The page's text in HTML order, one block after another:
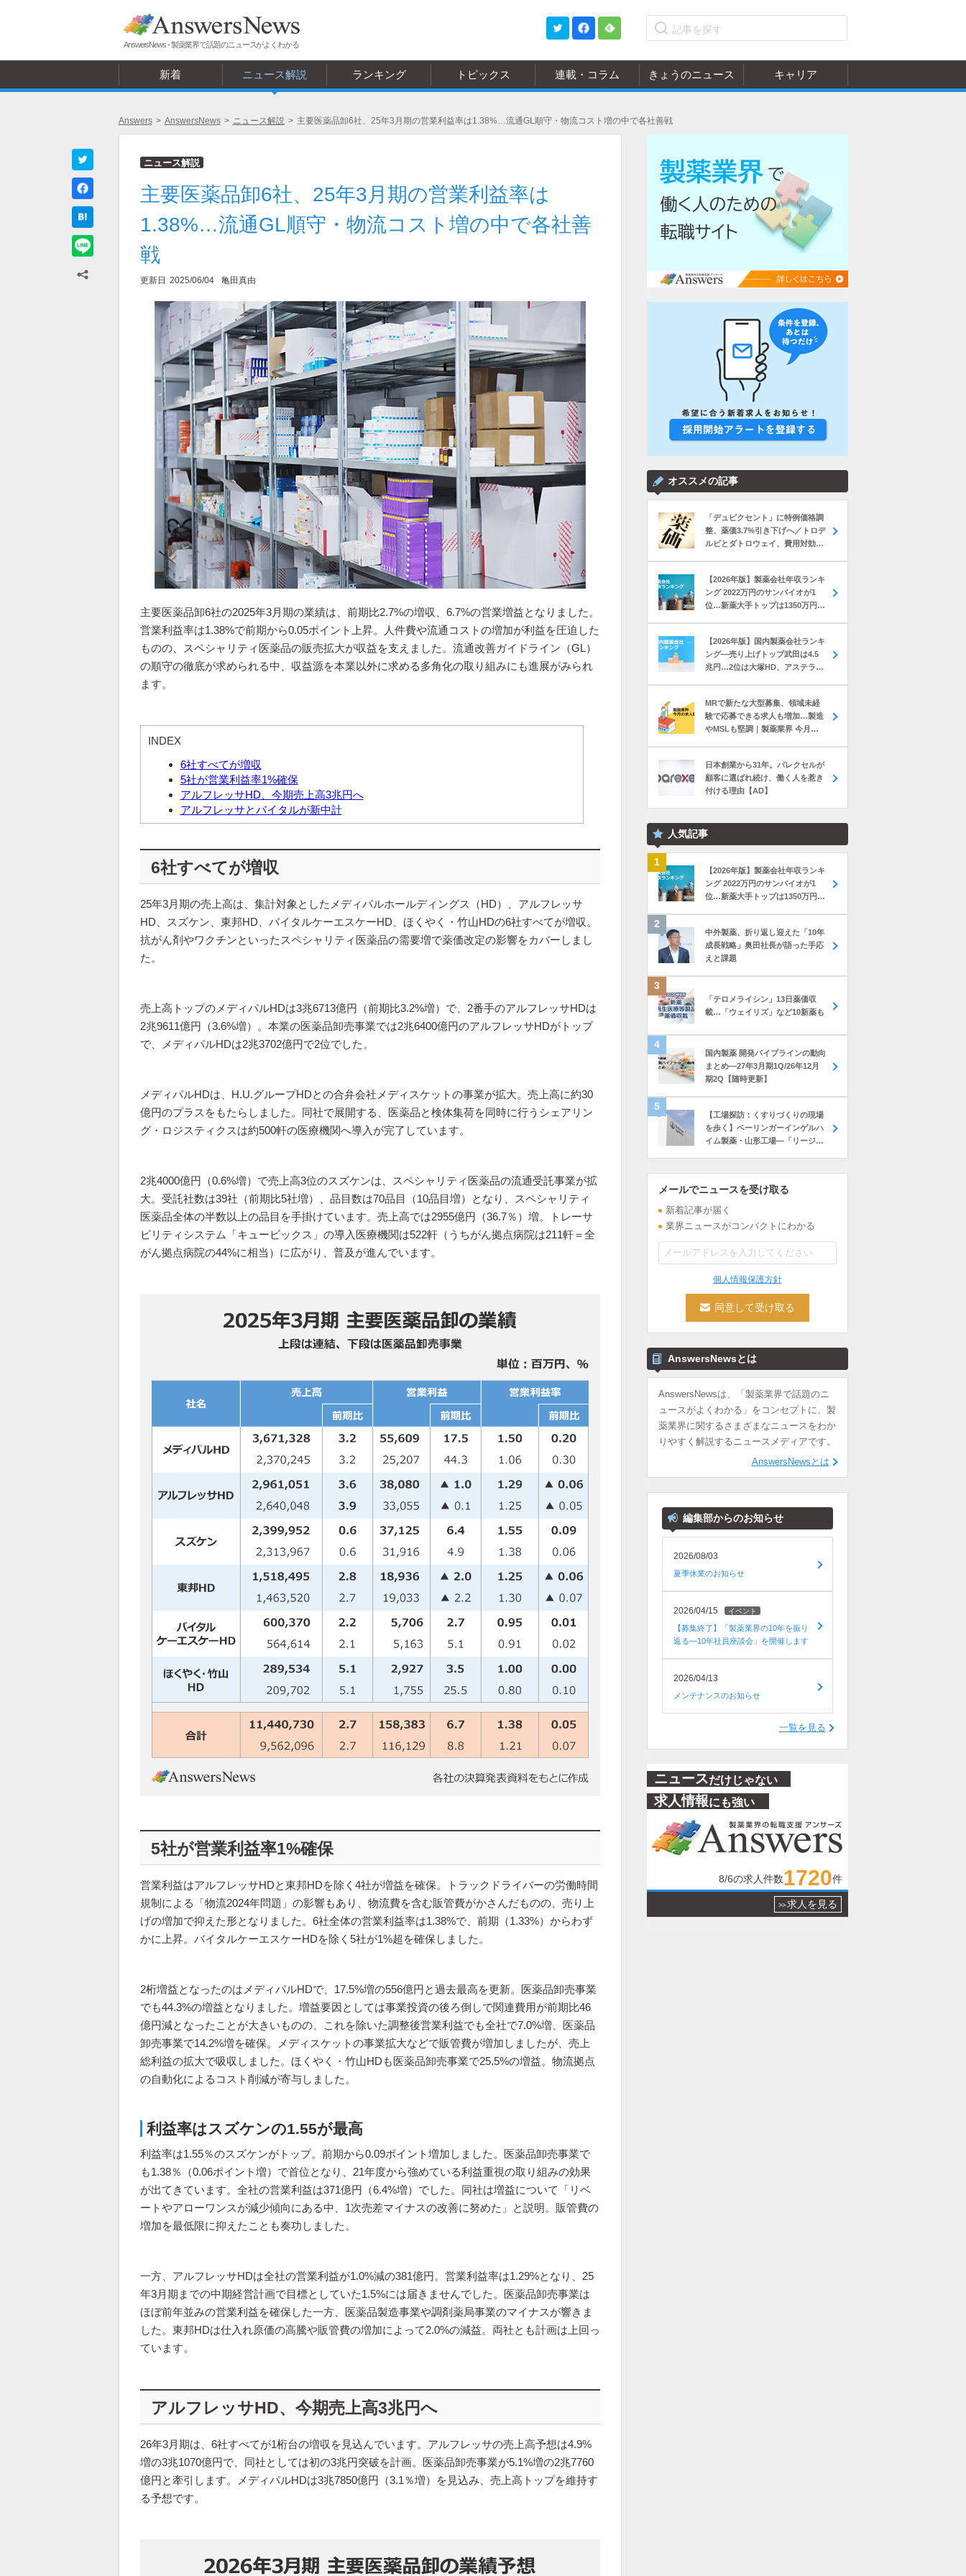
AnswersNews - 製薬業界で話題のニュースがよくわかる
新着 ニュース解説 ランキング トピックス 連載・コラム きょうのニュース キャリア
Answers > AnswersNews > ニュース解説 > 主要医薬品卸6社、25年3月期の営業利益率は1.38%…流通GL順守・物流コスト増の中で各社善戦
ニュース解説
主要医薬品卸6社、25年3月期の営業利益率は
1.38%…流通GL順守・物流コスト増の中で各社善
戦
更新日 2025/06/04 亀田真由
主要医薬品卸6社の2025年3月期の業績は、前期比2.7%の増収、6.7%の営業増益となりました。
営業利益率は1.38%で前期から0.05ポイント上昇。人件費や流通コストの増加が利益を圧迫した
ものの、スペシャリティ医薬品の販売拡大が収益を支えました。流通改善ガイドライン（GL）
の順守の徹底が求められる中、収益源を本業以外に求める多角化の取り組みにも進展がみられ
ます。
INDEX
6社すべてが増収
5社が営業利益率1%確保
アルフレッサHD、今期売上高3兆円へ
アルフレッサとバイタルが新中計
6社すべてが増収
25年3月期の売上高は、集計対象としたメディパルホールディングス（HD）、アルフレッサ
HD、スズケン、東邦HD、バイタルケーエスケーHD、ほくやく・竹山HDの6社すべてが増収。
抗がん剤やワクチンといったスペシャリティ医薬品の需要増で薬価改定の影響をカバーしまし
た。
売上高トップのメディパルHDは3兆6713億円（前期比3.2%増）で、2番手のアルフレッサHDは
2兆9611億円（3.6%増）。本業の医薬品卸売事業では2兆6400億円のアルフレッサHDがトップ
で、メディパルHDは2兆3702億円で2位でした。
メディパルHDは、H.U.グループHDとの合弁会社メディスケットの事業が拡大。売上高に約30
億円のプラスをもたらしました。同社で展開する、医薬品と検体集荷を同時に行うシェアリン
グ・ロジスティクスは約500軒の医療機関へ導入が完了しています。
2兆4000億円（0.6%増）で売上高3位のスズケンは、スペシャリティ医薬品の流通受託事業が拡
大。受託社数は39社（前期比5社増）、品目数は70品目（10品目増）となり、スペシャリティ
医薬品全体の半数以上の品目を手掛けています。売上高では2955億円（36.7％）増。トレーサ
ビリティシステム「キュービックス」の導入医療機関は522軒（うちがん拠点病院は211軒＝全
がん拠点病院の44%に相当）に広がり、普及が進んでいます。
5社が営業利益率1%確保
営業利益はアルフレッサHDと東邦HDを除く4社が増益を確保。トラックドライバーの労働時間
規制による「物流2024年問題」の影響もあり、物流費を含む販管費がかさんだものの、売り上
げの増加で抑えた形となりました。6社全体の営業利益率は1.38%で、前期（1.33%）からわず
かに上昇。バイタルケーエスケーHDを除く5社が1%超を確保しました。
2桁増益となったのはメディパルHDで、17.5%増の556億円と過去最高を更新。医薬品卸売事業
でも44.3%の増益となりました。増益要因としては事業投資の後ろ倒しで関連費用が前期比46
億円減となったことが大きいものの、これを除いた調整後営業利益でも全社で7.0%増、医薬品
卸売事業で14.2%増を確保。メディスケットの事業拡大などで販管費が増加しましたが、売上
総利益の拡大で吸収しました。ほくやく・竹山HDも医薬品卸売事業で25.5%の増益。物流拠点
の自動化によるコスト削減が寄与しました。
利益率はスズケンの1.55が最高
利益率は1.55％のスズケンがトップ。前期から0.09ポイント増加しました。医薬品卸売事業で
も1.38％（0.06ポイント増）で首位となり、21年度から強めている利益重視の取り組みの効果
が出てきています。全社の営業利益は371億円（6.4%増）でした。同社は増益について「リベ
ートやアローワンスが減少傾向にある中、1次売差マイナスの改善に努めた」と説明。販管費の
増加を最低限に抑えたことも奏功しました。
一方、アルフレッサHDは全社の営業利益が1.0%減の381億円。営業利益率は1.29%となり、25
年3月期までの中期経営計画で目標としていた1.5%には届きませんでした。医薬品卸売事業は
ほぼ前年並みの営業利益を確保した一方、医薬品製造事業や調剤薬局事業のマイナスが響きま
した。東邦HDは仕入れ原価の高騰や販管費の増加によって2.0%の減益。両社とも計画は上回っ
ています。
アルフレッサHD、今期売上高3兆円へ
26年3月期は、6社すべてが1桁台の増収を見込んでいます。アルフレッサの売上高予想は4.9%
増の3兆1070億円で、同社としては初の3兆円突破を計画。医薬品卸売事業が5.1%増の2兆7760
億円と牽引します。メディパルHDは3兆7850億円（3.1％増）を見込み、売上高トップを維持す
る予想です。
オススメの記事
「デュピクセント」に特例価格調
整、薬価3.7%引き下げへ／トロデ
ルビとダトロウェイ、費用対効果
（2026年8月5日）
【2026年版】製薬会社年収ランキ
ング 2022万円のサンバイオが1
位…新薬大手トップは1350万円の
【2026年版】国内製薬会社ランキ
ング―売り上げトップ武田は4.5
兆円…2位は大塚HD、アステラス
MRで新たな大型募集、領域未経
験で応募できる求人も増加…製造
やMSLも堅調｜製薬業界 今月の
日本創業から31年。パレクセルが
顧客に選ばれ続け、働く人を惹き
付ける理由【AD】
人気記事
【2026年版】製薬会社年収ランキ
ング 2022万円のサンバイオが1
位…新薬大手トップは1350万円の
中外製薬、折り返し迎えた「10年
成長戦略」奥田社長が語った手応
えと課題
「テロメライシン」13日薬価収
載…「ウェイリズ」など10新薬も
国内製薬 開発パイプラインの動向
まとめ―27年3月期1Q/26年12月
期2Q【随時更新】
【工場探訪：くすりづくりの現場
を歩く】ベーリンガーインゲルハ
イム製薬・山形工場―「リージョ
メールでニュースを受け取る
新着記事が届く
業界ニュースがコンパクトにわかる
個人情報保護方針
AnswersNewsとは
AnswersNewsは、「製薬業界で話題のニ
ュースがよくわかる」をコンセプトに、製
薬業界に関するさまざまなニュースをわか
りやすく解説するニュースメディアです。
AnswersNewsとは
編集部からのお知らせ
2026/08/03
夏季休業のお知らせ
2026/04/15 イベント
【募集終了】「製薬業界の10年を振り
返る―10年社員座談会」を開催します
2026/04/13
メンテナンスのお知らせ
一覧を見る
ニュースだけじゃない
求人情報にも強い
8/6の求人件数1720件
>> 求人を見る